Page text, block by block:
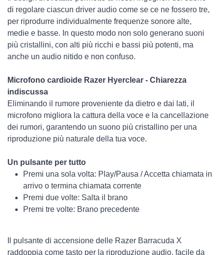
di regolare ciascun driver audio come se ce ne fossero tre,
per riprodurre individualmente frequenze sonore alte,
medie e basse. In questo modo non solo generano suoni
più cristallini, con alti più ricchi e bassi più potenti, ma
anche un audio nitido e non confuso.
Microfono cardioide Razer Hyerclear - Chiarezza
indiscussa
Eliminando il rumore proveniente da dietro e dai lati, il
microfono migliora la cattura della voce e la cancellazione
dei rumori, garantendo un suono più cristallino per una
riproduzione più naturale della tua voce.
Un pulsante per tutto
Premi una sola volta: Play/Pausa / Accetta chiamata in
arrivo o termina chiamata corrente
Premi due volte: Salta il brano
Premi tre volte: Brano precedente
Il pulsante di accensione delle Razer Barracuda X
raddoppia come tasto per la riproduzione audio, facile da